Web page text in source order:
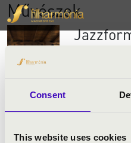
Consent
This website uses cookies
Művészek
sőt, még
rengeteg